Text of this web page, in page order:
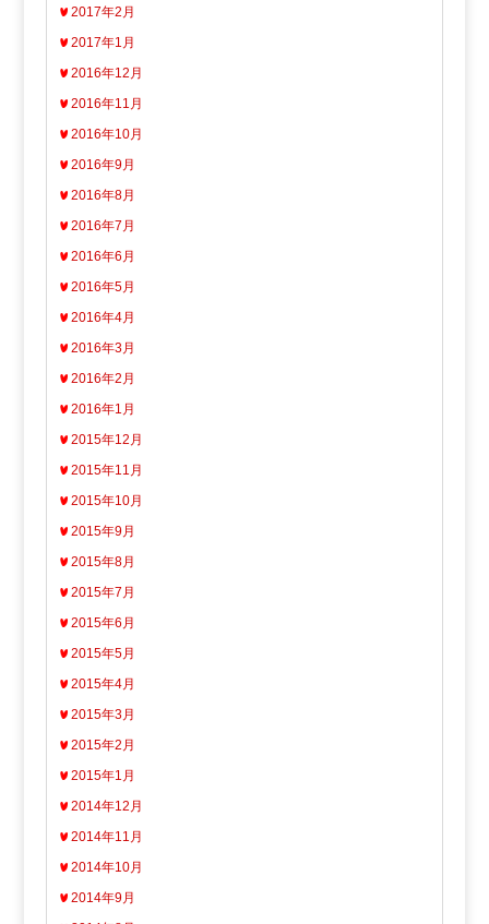
2017年2月
2017年1月
2016年12月
2016年11月
2016年10月
2016年9月
2016年8月
2016年7月
2016年6月
2016年5月
2016年4月
2016年3月
2016年2月
2016年1月
2015年12月
2015年11月
2015年10月
2015年9月
2015年8月
2015年7月
2015年6月
2015年5月
2015年4月
2015年3月
2015年2月
2015年1月
2014年12月
2014年11月
2014年10月
2014年9月